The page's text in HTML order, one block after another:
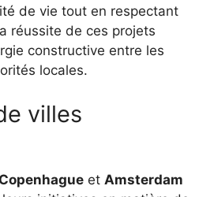
de vie tout en respectant
réussite de ces projets
constructive entre les
locales.
villes
Copenhague et Amsterdam